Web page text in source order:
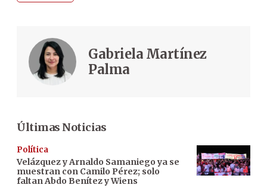
Gabriela Martínez
Palma
Últimas Noticias
Política
Velázquez y Arnaldo Samaniego ya se
muestran con Camilo Pérez; solo
faltan Abdo Benítez y Wiens